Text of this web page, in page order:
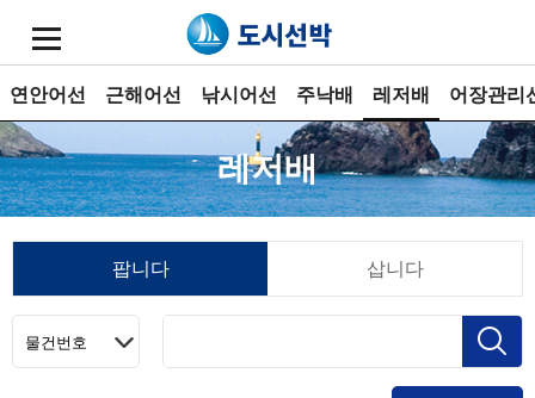
연안어선 근해어선 낚시어선 주낙배 레저배 어장관리
레저배
팝니다 삽니다